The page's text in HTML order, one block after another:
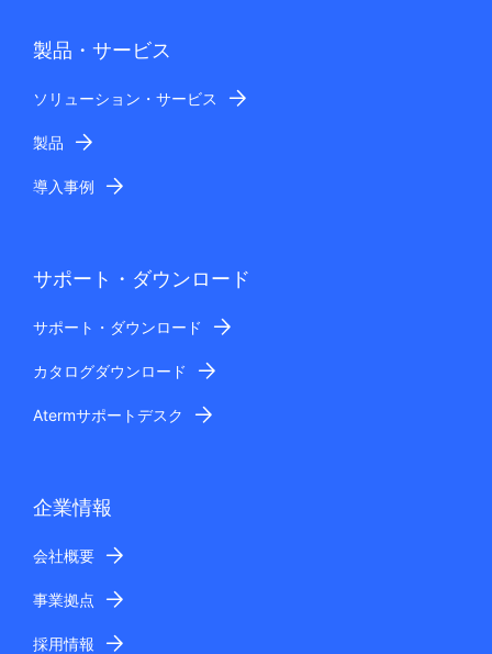
製品・サービス
ソリューション・サービス
製品
導入事例
サポート・ダウンロード
サポート・ダウンロード
カタログダウンロード
Atermサポートデスク
企業情報
会社概要
事業拠点
採用情報